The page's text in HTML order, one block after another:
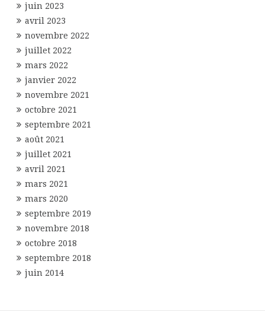
juin 2023
avril 2023
novembre 2022
juillet 2022
mars 2022
janvier 2022
novembre 2021
octobre 2021
septembre 2021
août 2021
juillet 2021
avril 2021
mars 2021
mars 2020
septembre 2019
novembre 2018
octobre 2018
septembre 2018
juin 2014